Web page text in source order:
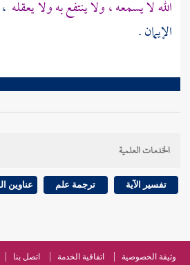
الله لا يسمعه ، ولا ينتفع به ولا يعقله
الإيمان .
الخدمات العلمية
تفسير الآية ترجمة علم عناوين
وثيقة الخصوصية اتفاقية الخدمة اتصل بنا